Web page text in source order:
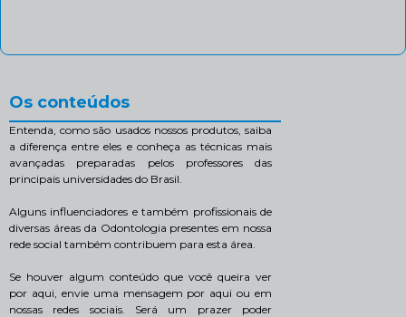
Os conteúdos
Entenda, como são usados nossos produtos, saiba
a diferença entre eles e conheça as técnicas mais
avançadas preparadas pelos professores das
principais universidades do Brasil.
Alguns influenciadores e também profissionais de
diversas áreas da Odontologia presentes em nossa
rede social também contribuem para esta área.
Se houver algum conteúdo que você queira ver
por aqui, envie uma mensagem por aqui ou em
nossas redes sociais. Será um prazer poder